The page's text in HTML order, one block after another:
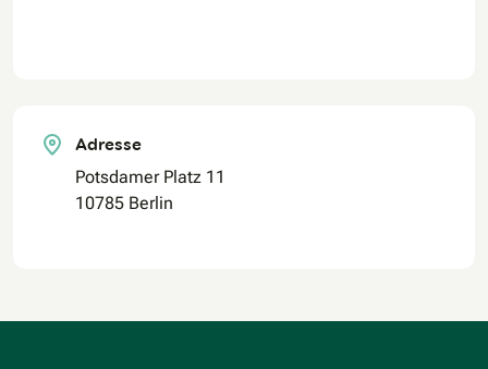
Adresse
Potsdamer Platz 11
10785 Berlin